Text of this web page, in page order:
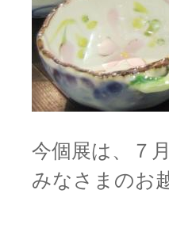
今個展は、７
みなさまのお